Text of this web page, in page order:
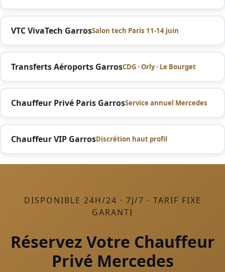
VTC VivaTech GarrosSalon tech Paris 11-14 juin
Transferts Aéroports GarrosCDG · Orly · Le Bourget
Chauffeur Privé Paris GarrosService annuel Mercedes
Chauffeur VIP GarrosDiscrétion haut profil
DISPONIBLE 24H/24 · 7J/7 · TARIF FIXE
GARANTI
Réservez Votre Chauffeur
Privé Mercedes